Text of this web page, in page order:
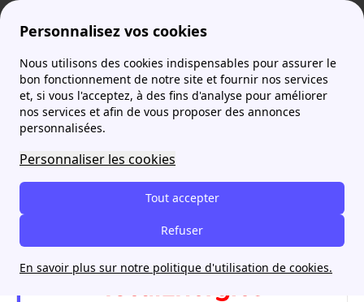
Personnalisez vos cookies
Nous utilisons des cookies indispensables pour assurer le
bon fonctionnement de notre site et fournir nos services
et, si vous l'acceptez, à des fins d'analyse pour améliorer
nos services et afin de vous proposer des annonces
personnalisées.
Personnaliser les cookies
Tout accepter
Refuser
En savoir plus sur notre politique d'utilisation de cookies.
Agence France Électricité More Déménagement Total Spring Mise en service Total Spring
Mise en service Total
Spring